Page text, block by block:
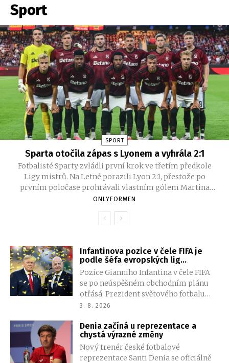
Italové věří, že právě jejich SUV osloví
řidiče hledající sportovní charakter
bez kompromisů.
Sport
SPORT
Sparta otočila zápas s Lyonem a vyhrála 2:1
Fotbalisté Sparty zvládli první krok ve třetím předkole
Ligy mistrů. Na Letné porazili Lyon 2:1, přestože po
prvním poločase prohrávali vlastním gólem Martina
Suchomela. Obrat zařídili Matěj Ryneš a John Mercado.
ONLYFORMEN
Infantinova pozice v čele FIFA je
podle šéfa evropských lig
neudržitelná
Pozice Gianniho Infantina v čele FIFA
se po neúspěšném obchodním plánu
otřásá. Prezident světového fotbalu
chtěl nabídnout soukromým
komerčních právech světových
šampionátů. Po silném odporu však
FIFA od návrhu ustoupila.
3. 8. 2026
Denia začíná u reprezentace a
chystá výrazné změny
Nový trenér české fotbalové
reprezentace Santi Denia se oficiálně